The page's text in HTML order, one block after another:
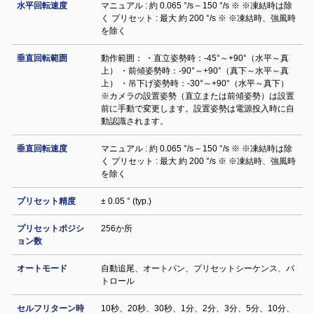
水平回転速度
マニュアル : 約 0.065 °/s – 150 °/s ※ ※凍結時は除
く プリセット : 最大 約 200 °/s ※ ※凍結時、強風時
を除く
垂直回転範囲
動作範囲： ・直立姿勢時：-45°～+90°（水平～真
上） ・前傾姿勢時：-90°～+90°（真下～水平～真
上） ・吊下げ姿勢時：-30°～+90°（水平～真下）
※カメラの設置姿勢（直立または前傾姿勢）は設置
前に手動で変更します。設置姿勢は電源投入時に自
動認識されます。
垂直回転速度
マニュアル : 約 0.065 °/s – 150 °/s ※ ※凍結時は除
く プリセット : 最大 約 200 °/s ※ ※凍結時、強風時
を除く
プリセット精度 ± 0.05 ° (typ.)
プリセットポジシ
ョン数
256か所
オートモード
自動追尾、オートパン、プリセットシーケンス、パ
トロール
セルフリターン時
10秒、20秒、30秒、1分、2分、3分、5分、10分、